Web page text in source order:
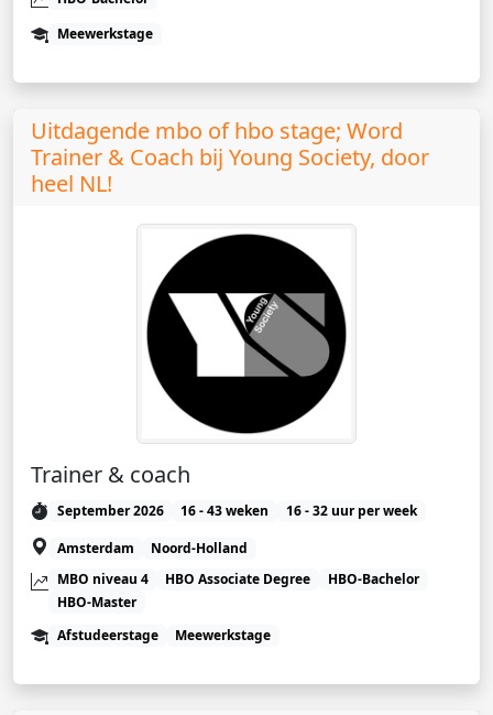
Meewerkstage
Uitdagende mbo of hbo stage; Word
Trainer & Coach bij Young Society, door
heel NL!
Trainer & coach
September 2026 16 - 43 weken
16 - 32 uur per week
Amsterdam
Noord-Holland
MBO niveau 4
HBO Associate Degree
HBO-Bachelor
HBO-Master
Afstudeerstage
Meewerkstage